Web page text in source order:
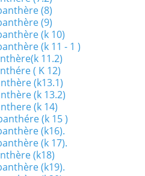
(8)
(9)
(k 10)
(k 11 - 1 )
11.2)
( K 12)
(k13.1)
(k 13.2)
(k 14)
(k 15 )
(k16).
(k 17).
(k18)
(k19).